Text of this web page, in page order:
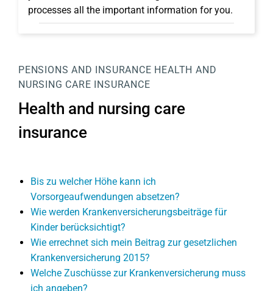
processes all the important information for you.
PENSIONS AND INSURANCE HEALTH AND
NURSING CARE INSURANCE
Health and nursing care
insurance
Bis zu welcher Höhe kann ich
Vorsorgeaufwendungen absetzen?
Wie werden Krankenversicherungsbeiträge für
Kinder berücksichtigt?
Wie errechnet sich mein Beitrag zur gesetzlichen
Krankenversicherung 2015?
Welche Zuschüsse zur Krankenversicherung muss
ich angeben?